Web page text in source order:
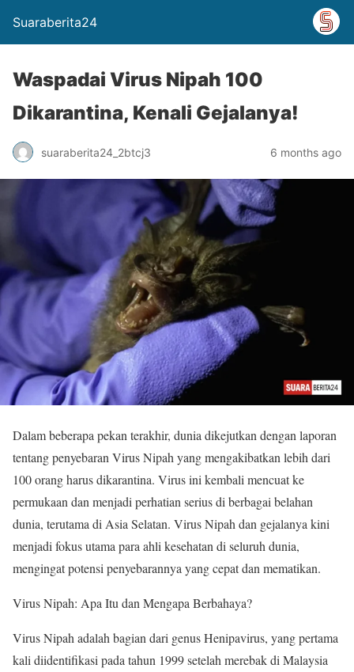
Suaraberita24
Waspadai Virus Nipah 100
Dikarantina, Kenali Gejalanya!
suaraberita24_2btcj3 6 months ago
Dalam beberapa pekan terakhir, dunia dikejutkan dengan laporan
tentang penyebaran Virus Nipah yang mengakibatkan lebih dari
100 orang harus dikarantina. Virus ini kembali mencuat ke
permukaan dan menjadi perhatian serius di berbagai belahan
dunia, terutama di Asia Selatan. Virus Nipah dan gejalanya kini
menjadi fokus utama para ahli kesehatan di seluruh dunia,
mengingat potensi penyebarannya yang cepat dan mematikan.
Virus Nipah: Apa Itu dan Mengapa Berbahaya?
Virus Nipah adalah bagian dari genus Henipavirus, yang pertama
kali diidentifikasi pada tahun 1999 setelah merebak di Malaysia